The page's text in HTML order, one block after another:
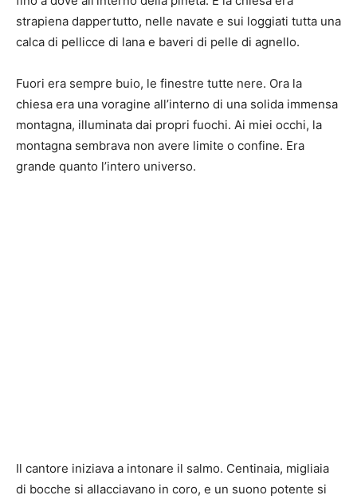
strapiena dappertutto, nelle navate e sui loggiati tutta una
calca di pellicce di lana e baveri di pelle di agnello.
Fuori era sempre buio, le finestre tutte nere. Ora la
chiesa era una voragine all’interno di una solida immensa
montagna, illuminata dai propri fuochi. Ai miei occhi, la
montagna sembrava non avere limite o confine. Era
grande quanto l’intero universo.
Il cantore iniziava a intonare il salmo. Centinaia, migliaia
di bocche si allacciavano in coro, e un suono potente si